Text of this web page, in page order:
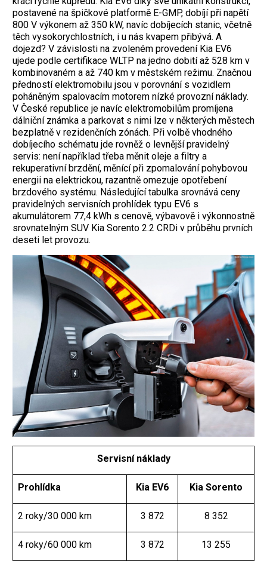
postavené na špičkové platformě E-GMP, dobíjí při napětí
800 V výkonem až 350 kW, navíc dobíjecích stanic, včetně
těch vysokorychlostních, i u nás kvapem přibývá. A
dojezd? V závislosti na zvoleném provedení Kia EV6
ujede podle certifikace WLTP na jedno dobití až 528 km v
kombinovaném a až 740 km v městském režimu. Značnou
předností elektromobilu jsou v porovnání s vozidlem
poháněným spalovacím motorem nízké provozní náklady.
V České republice je navíc elektromobilům promíjena
dálniční známka a parkovat s nimi lze v některých městech
bezplatně v rezidenčních zónách. Při volbě vhodného
dobíjecího schématu jde rovněž o levnější pravidelný
servis: není například třeba měnit oleje a filtry a
rekuperativní brzdění, měnící při zpomalování pohybovou
energii na elektrickou, razantně omezuje opotřebení
brzdového systému. Následující tabulka srovnává ceny
pravidelných servisních prohlídek typu EV6 s
akumulátorem 77,4 kWh s cenově, výbavově i výkonnostně
srovnatelným SUV Kia Sorento 2.2 CRDi v průběhu prvních
deseti let provozu.
Servisní náklady
Prohlídka Kia EV6 Kia Sorento
2 roky/30 000 km 3 872 8 352
4 roky/60 000 km 3 872 13 255